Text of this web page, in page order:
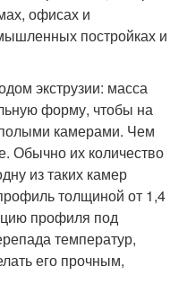
офисах и
постройках и
экструзии: масса
форму, чтобы на
камерами. Чем
Обычно их количество
из таких камер
толщиной от 1,4
профиля под
температур,
его прочным,